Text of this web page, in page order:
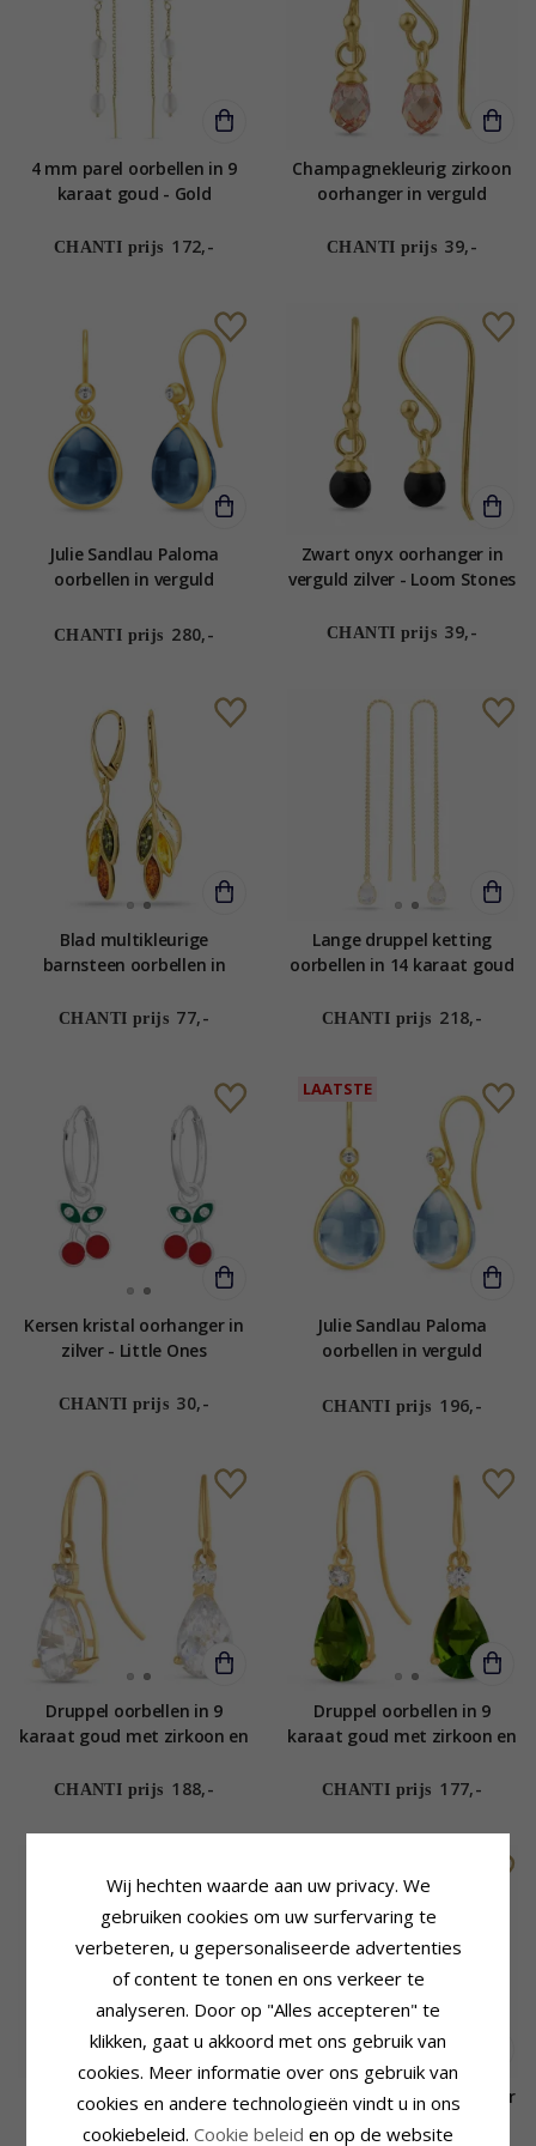
4 mm parel oorbellen in 9
karaat goud - Gold
CHANTI prijs 172,-
Champagnekleurig zirkoon
oorhanger in verguld
CHANTI prijs 39,-
Julie Sandlau Paloma
oorbellen in verguld
kristal witte zirkoon
CHANTI prijs 280,-
Zwart onyx oorhanger in
verguld zilver - Loom Stones
CHANTI prijs 39,-
Blad multikleurige
barnsteen oorbellen in
CHANTI prijs 77,-
Lange druppel ketting
oorbellen in 14 karaat goud
Collection
CHANTI prijs 218,-
Kersen kristal oorhanger in
zilver - Little Ones
CHANTI prijs 30,-
LAATSTE
Julie Sandlau Paloma
oorbellen in verguld
witte zirkoon
CHANTI prijs 196,-
Druppel oorbellen in 9
karaat goud met zirkoon en
CHANTI prijs 188,-
Druppel oorbellen in 9
karaat goud met zirkoon en
CHANTI prijs 177,-
Druppel oorbellen in 9
Aagaard oorhanger in zilver
paarse amethist blauwe
Wij hechten waarde aan uw privacy. We
gebruiken cookies om uw surfervaring te
verbeteren, u gepersonaliseerde advertenties
of content te tonen en ons verkeer te
analyseren. Door op "Alles accepteren" te
klikken, gaat u akkoord met ons gebruik van
cookies. Meer informatie over ons gebruik van
cookies en andere technologieën vindt u in ons
cookiebeleid. Cookie beleid en op de website